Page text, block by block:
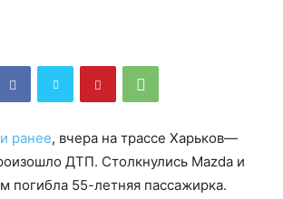
ранее, вчера на трассе Харьков—
ДТП. Столкнулись Mazda и
погибла 55-летняя пассажирка.